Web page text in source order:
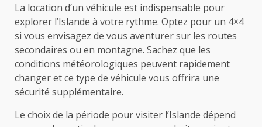
La location d’un véhicule est indispensable pour
explorer l’Islande à votre rythme. Optez pour un 4×4
si vous envisagez de vous aventurer sur les routes
secondaires ou en montagne. Sachez que les
conditions météorologiques peuvent rapidement
changer et ce type de véhicule vous offrira une
sécurité supplémentaire.
Le choix de la période pour visiter l’Islande dépend